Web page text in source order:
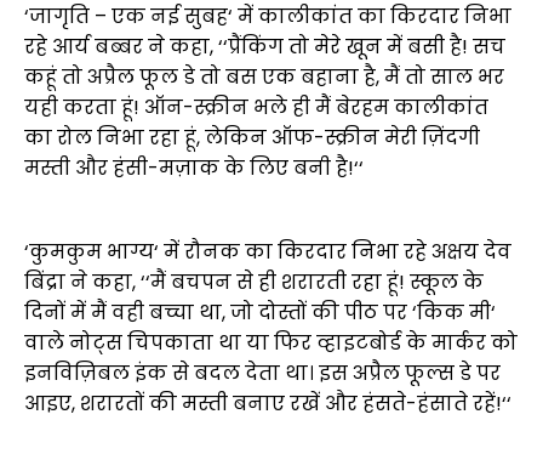
‘जागृति – एक नई सुबह‘ में कालीकांत का किरदार निभा
रहे आर्य बब्बर ने कहा, ‘‘प्रैंकिंग तो मेरे खून में बसी है! सच
कहूं तो अप्रैल फूल डे तो बस एक बहाना है, मैं तो साल भर
यही करता हूं! ऑन-स्क्रीन भले ही मैं बेरहम कालीकांत
का रोल निभा रहा हूं, लेकिन ऑफ-स्क्रीन मेरी ज़िंदगी
मस्ती और हंसी-मज़ाक के लिए बनी है!‘‘
‘कुमकुम भाग्य‘ में रौनक का किरदार निभा रहे अक्षय देव
बिंद्रा ने कहा, ‘‘मैं बचपन से ही शरारती रहा हूं! स्कूल के
दिनों में मैं वही बच्चा था, जो दोस्तों की पीठ पर ‘किक मी‘
वाले नोट्स चिपकाता था या फिर व्हाइटबोर्ड के मार्कर को
इनविज़िबल इंक से बदल देता था। इस अप्रैल फूल्स डे पर
आइए, शरारतों की मस्ती बनाए रखें और हंसते-हंसाते रहें!‘‘